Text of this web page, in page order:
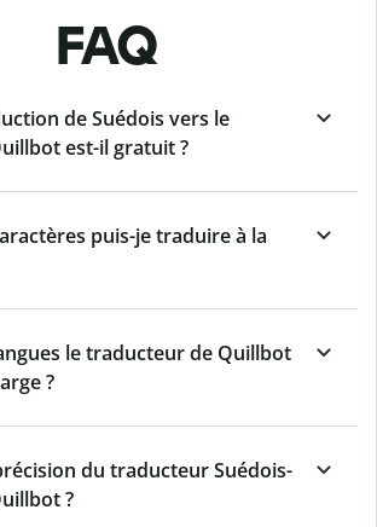
FAQ
de Suédois vers le
est-il gratuit ?
puis-je traduire à la
le traducteur de Quillbot
?
du traducteur Suédois-
?